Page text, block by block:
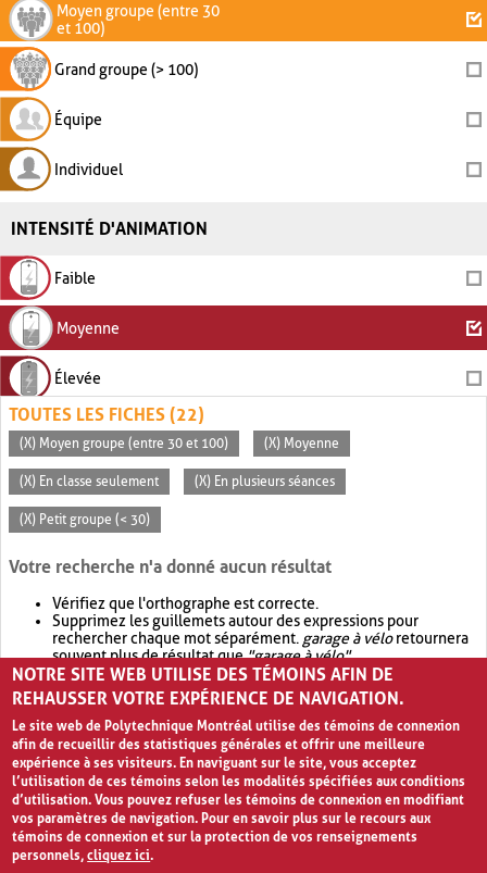
Moyen groupe (entre 30
et 100)
Grand groupe (> 100)
Équipe
Individuel
INTENSITÉ D'ANIMATION
Faible
Moyenne
Élevée
TOUTES LES FICHES (22)
(X) Moyen groupe (entre 30 et 100) (X) Moyenne
(X) En classe seulement (X) En plusieurs séances
(X) Petit groupe (< 30)
Votre recherche n'a donné aucun résultat
Vérifiez que l'orthographe est correcte.
Supprimez les guillemets autour des expressions pour
rechercher chaque mot séparément. garage à véloretournera
souvent plus de résultat que"garage à vélo".
Envisagez d'élargir votre recherche avec OR.garage OR vélo
retournera souvent plus de résultat quegarage à vélo
NOTRE SITE WEB UTILISE DES TÉMOINS AFIN DE
REHAUSSER VOTRE EXPÉRIENCE DE NAVIGATION.
Le site web de Polytechnique Montréal utilise des témoins de connexion
afin de recueillir des statistiques générales et offrir une meilleure
expérience à ses visiteurs. En naviguant sur le site, vous acceptez
l’utilisation de ces témoins selon les modalités spécifiées aux conditions
d’utilisation. Vous pouvez refuser les témoins de connexion en modifiant
vos paramètres de navigation. Pour en savoir plus sur le recours aux
témoins de connexion et sur la protection de vos renseignements
personnels,cliquez ici.